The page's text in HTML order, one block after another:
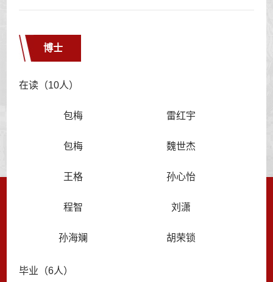
博士
在读（10人）
包梅 雷红宇
包梅 魏世杰
王格 孙心怡
程智 刘潇
孙海斓 胡荣锁
毕业（6人）